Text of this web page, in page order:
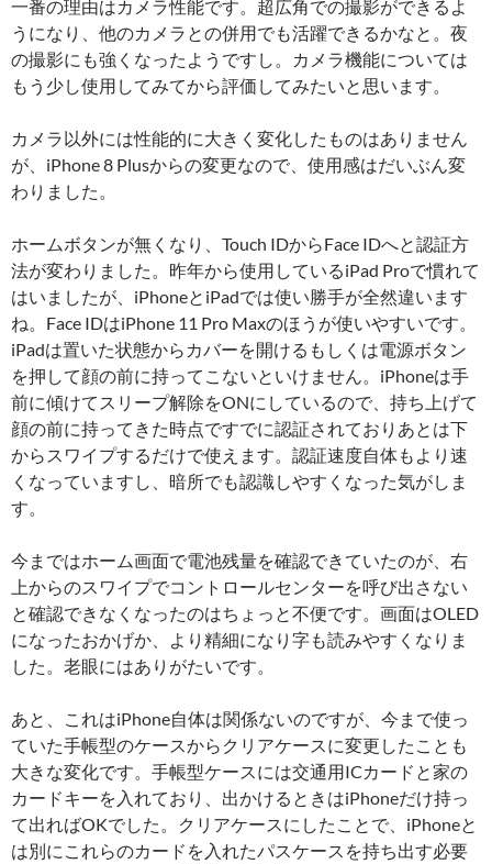
一番の理由はカメラ性能です。超広角での撮影ができるよ
うになり、他のカメラとの併用でも活躍できるかなと。夜
の撮影にも強くなったようですし。カメラ機能については
もう少し使用してみてから評価してみたいと思います。
カメラ以外には性能的に大きく変化したものはありません
が、iPhone 8 Plusからの変更なので、使用感はだいぶん変
わりました。
ホームボタンが無くなり、Touch IDからFace IDへと認証方
法が変わりました。昨年から使用しているiPad Proで慣れて
はいましたが、iPhoneとiPadでは使い勝手が全然違います
ね。Face IDはiPhone 11 Pro Maxのほうが使いやすいです。
iPadは置いた状態からカバーを開けるもしくは電源ボタン
を押して顔の前に持ってこないといけません。iPhoneは手
前に傾けてスリープ解除をONにしているので、持ち上げて
顔の前に持ってきた時点ですでに認証されておりあとは下
からスワイプするだけで使えます。認証速度自体もより速
くなっていますし、暗所でも認識しやすくなった気がしま
す。
今まではホーム画面で電池残量を確認できていたのが、右
上からのスワイプでコントロールセンターを呼び出さない
と確認できなくなったのはちょっと不便です。画面はOLED
になったおかげか、より精細になり字も読みやすくなりま
した。老眼にはありがたいです。
あと、これはiPhone自体は関係ないのですが、今まで使っ
ていた手帳型のケースからクリアケースに変更したことも
大きな変化です。手帳型ケースには交通用ICカードと家の
カードキーを入れており、出かけるときはiPhoneだけ持っ
て出ればOKでした。クリアケースにしたことで、iPhoneと
は別にこれらのカードを入れたパスケースを持ち出す必要